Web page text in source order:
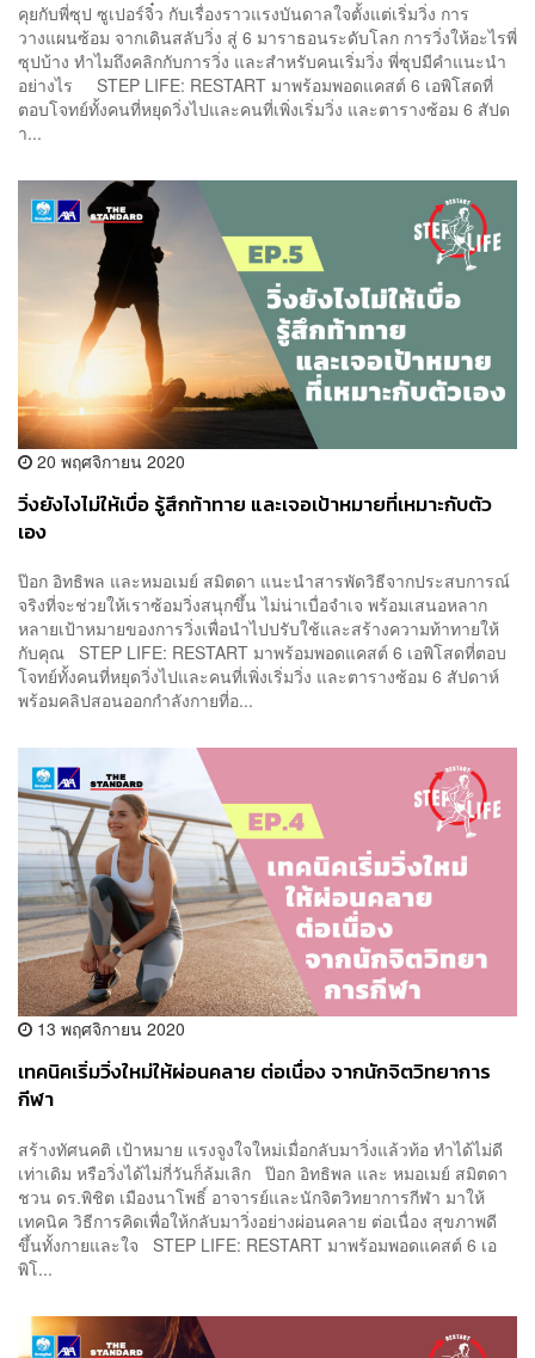
คุยกับพี่ซุป ซูเปอร์จิ๋ว กับเรื่องราวแรงบันดาลใจตั้งแต่เริ่มวิ่ง การ
วางแผนซ้อม จากเดินสลับวิ่ง สู่ 6 มาราธอนระดับโลก การวิ่งให้อะไรพี่
ซุปบ้าง ทำไมถึงคลิกกับการวิ่ง และสำหรับคนเริ่มวิ่ง พี่ซุปมีคำแนะนำ
อย่างไร STEP LIFE: RESTART มาพร้อมพอดแคสต์ 6 เอพิโสดที่
ตอบโจทย์ทั้งคนที่หยุดวิ่งไปและคนที่เพิ่งเริ่มวิ่ง และตารางซ้อม 6 สัปด
า...
20 พฤศจิกายน 2020
วิ่งยังไงไม่ให้เบื่อ รู้สึกท้าทาย และเจอเป้าหมายที่เหมาะกับตัว
เอง
ป๊อก อิทธิพล และหมอเมย์ สมิตดา แนะนำสารพัดวิธีจากประสบการณ์
จริงที่จะช่วยให้เราซ้อมวิ่งสนุกขึ้น ไม่น่าเบื่อจำเจ พร้อมเสนอหลาก
หลายเป้าหมายของการวิ่งเพื่อนำไปปรับใช้และสร้างความท้าทายให้
กับคุณ STEP LIFE: RESTART มาพร้อมพอดแคสต์ 6 เอพิโสดที่ตอบ
โจทย์ทั้งคนที่หยุดวิ่งไปและคนที่เพิ่งเริ่มวิ่ง และตารางซ้อม 6 สัปดาห์
พร้อมคลิปสอนออกกำลังกายที่อ...
13 พฤศจิกายน 2020
เทคนิคเริ่มวิ่งใหม่ให้ผ่อนคลาย ต่อเนื่อง จากนักจิตวิทยาการ
กีฬา
สร้างทัศนคติ เป้าหมาย แรงจูงใจใหม่เมื่อกลับมาวิ่งแล้วท้อ ทำได้ไม่ดี
เท่าเดิม หรือวิ่งได้ไม่กี่วันก็ล้มเลิก ป๊อก อิทธิพล และ หมอเมย์ สมิตดา
ชวน ดร.พิชิต เมืองนาโพธิ์ อาจารย์และนักจิตวิทยาการกีฬา มาให้
เทคนิค วิธีการคิดเพื่อให้กลับมาวิ่งอย่างผ่อนคลาย ต่อเนื่อง สุขภาพดี
ขึ้นทั้งกายและใจ STEP LIFE: RESTART มาพร้อมพอดแคสต์ 6 เอ
พิโ...